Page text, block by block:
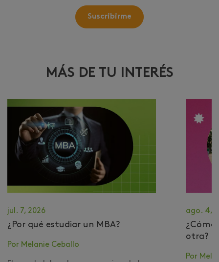
Suscribirme
MÁS DE TU INTERÉS
jul. 7, 2026
¿Por qué estudiar un MBA?
Por Melanie Ceballo
ago. 4,
​¿Cómo
otra?
Por